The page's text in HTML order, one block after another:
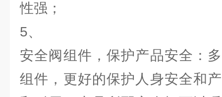
性强；
5、
安全阀组件，保护产品安全：
组件，更好的保护人身安全和